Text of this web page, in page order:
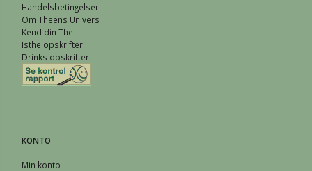
Handelsbetingelser
Om Theens Univers
Kend din The
Isthe opskrifter
Drinks opskrifter
KONTO
Min konto